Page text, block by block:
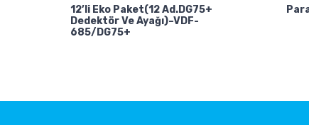
12’li Eko Paket(12 Ad.DG75+
Dedektör Ve Ayağı)–VDF-
685/DG75+